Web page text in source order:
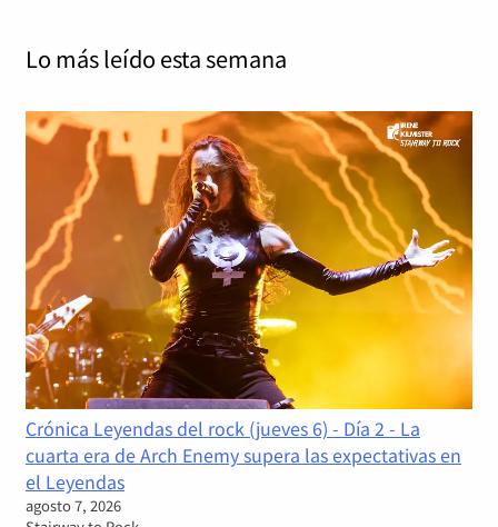
Lo más leído esta semana
Crónica Leyendas del rock (jueves 6) - Día 2 - La
cuarta era de Arch Enemy supera las expectativas en
el Leyendas
agosto 7, 2026